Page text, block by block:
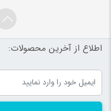
اطلاع از آخرین محصولات: